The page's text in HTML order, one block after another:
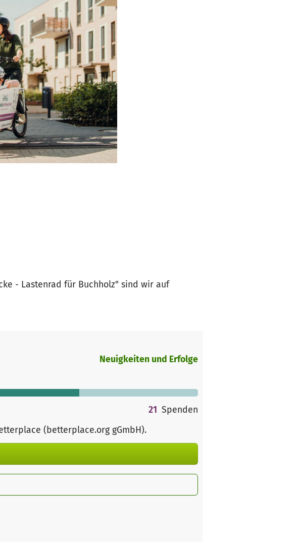
- Lastenrad für Buchholz" sind wir auf
Neuigkeiten und Erfolge
21 Spenden
(betterplace.org gGmbH).